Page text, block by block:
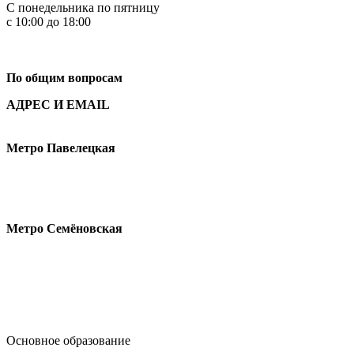
С понедельника по пятницу
с 10:00 до 18:00
По общим вопросам
АДРЕС И EMAIL
Метро Павелецкая
Метро Семёновская
Основное образование